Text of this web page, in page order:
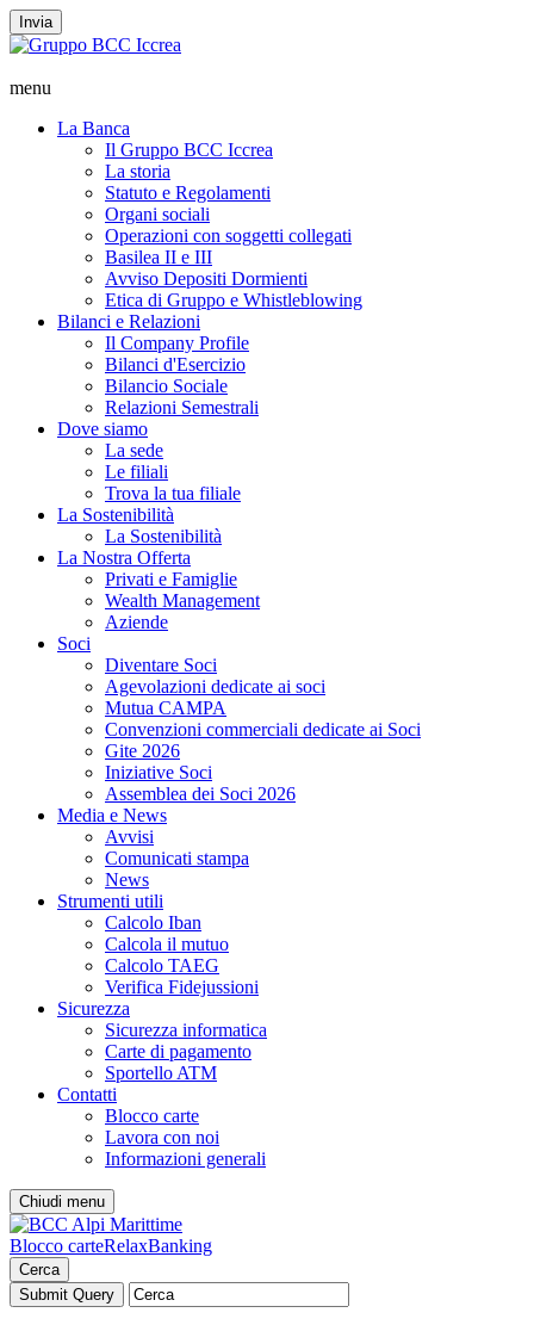
Invia
menu
La Banca
Il Gruppo BCC Iccrea
La storia
Statuto e Regolamenti
Organi sociali
Operazioni con soggetti collegati
Basilea II e III
Avviso Depositi Dormienti
Etica di Gruppo e Whistleblowing
Bilanci e Relazioni
Il Company Profile
Bilanci d'Esercizio
Bilancio Sociale
Relazioni Semestrali
Dove siamo
La sede
Le filiali
Trova la tua filiale
La Sostenibilità
La Sostenibilità
La Nostra Offerta
Privati e Famiglie
Wealth Management
Aziende
Soci
Diventare Soci
Agevolazioni dedicate ai soci
Mutua CAMPA
Convenzioni commerciali dedicate ai Soci
Gite 2026
Iniziative Soci
Assemblea dei Soci 2026
Media e News
Avvisi
Comunicati stampa
News
Strumenti utili
Calcolo Iban
Calcola il mutuo
Calcolo TAEG
Verifica Fidejussioni
Sicurezza
Sicurezza informatica
Carte di pagamento
Sportello ATM
Contatti
Blocco carte
Lavora con noi
Informazioni generali
Chiudi menu
Blocco carteRelaxBanking
Cerca